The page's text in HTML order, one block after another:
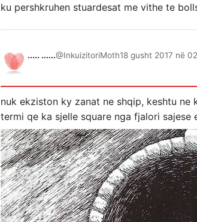
ku pershkruhen stuardesat me vithe te
..... ......@InkuizitoriMoth18 gusht 2017 në
nuk ekziston ky zanat ne shqip, keshtu
termi qe ka sjelle square nga fjalori sajese